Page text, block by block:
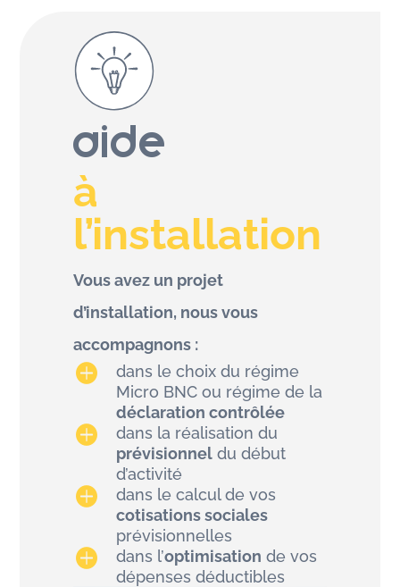
Aide
à
l’installation
Vous avez un projet
d’installation, nous vous
accompagnons :

dans le choix du régime
Micro BNC ou régime de la
déclaration contrôlée

dans la réalisation du
prévisionneldu début
d’activité

dans le calcul de vos
cotisations sociales
prévisionnelles
 dans l’optimisation de vos
dépenses déductibles